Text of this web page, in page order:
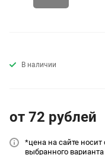
В наличии
от 72 рублей
*цена на сайте носит
выбранного